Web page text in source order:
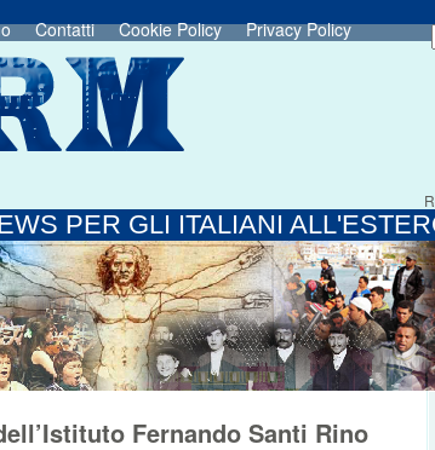
Contatti Cookie Policy Privacy Policy
PER GLI ITALIANI
Fernando Santi Rino